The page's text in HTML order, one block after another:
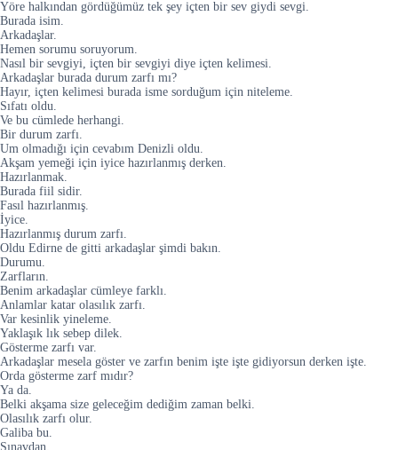
Yöre halkından gördüğümüz tek şey içten bir sev giydi sevgi.
Burada isim.
Arkadaşlar.
Hemen sorumu soruyorum.
Nasıl bir sevgiyi, içten bir sevgiyi diye içten kelimesi.
Arkadaşlar burada durum zarfı mı?
Hayır, içten kelimesi burada isme sorduğum için niteleme.
Sıfatı oldu.
Ve bu cümlede herhangi.
Bir durum zarfı.
Um olmadığı için cevabım Denizli oldu.
Akşam yemeği için iyice hazırlanmış derken.
Hazırlanmak.
Burada fiil sidir.
Fasıl hazırlanmış.
İyice.
Hazırlanmış durum zarfı.
Oldu Edirne de gitti arkadaşlar şimdi bakın.
Durumu.
Zarfların.
Benim arkadaşlar cümleye farklı.
Anlamlar katar olasılık zarfı.
Var kesinlik yineleme.
Yaklaşık lık sebep dilek.
Gösterme zarfı var.
Arkadaşlar mesela göster ve zarfın benim işte işte gidiyorsun derken işte.
Orda gösterme zarf mıdır?
Ya da.
Belki akşama size geleceğim dediğim zaman belki.
Olasılık zarfı olur.
Galiba bu.
Sınavdan.